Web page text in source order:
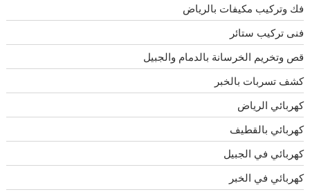
فك وتركيب مكيفات بالرياض
فنى تركيب ستائر
قص وتخريم الخرسانة بالدمام والجبيل
كشف تسربات بالخبر
كهربائي الرياض
كهربائي بالقطيف
كهربائي في الجبيل
كهربائي في الخبر